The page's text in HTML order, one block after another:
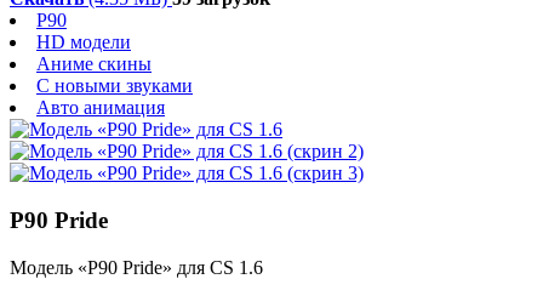
P90
HD модели
Аниме скины
С новыми звуками
Авто анимация
P90 Pride
Модель «P90 Pride» для CS 1.6